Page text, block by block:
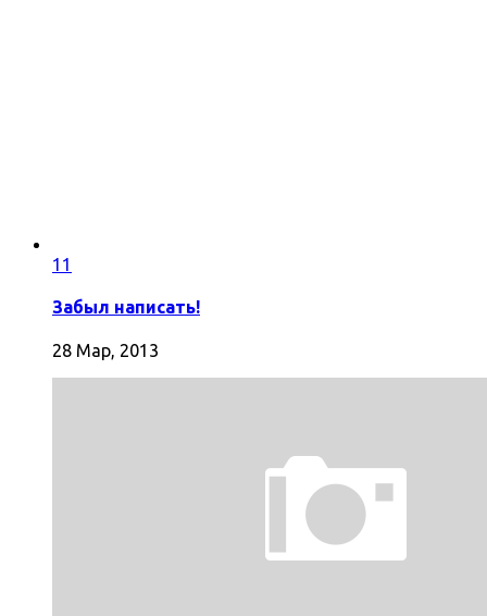
11
Забыл написать!
28 Мар, 2013